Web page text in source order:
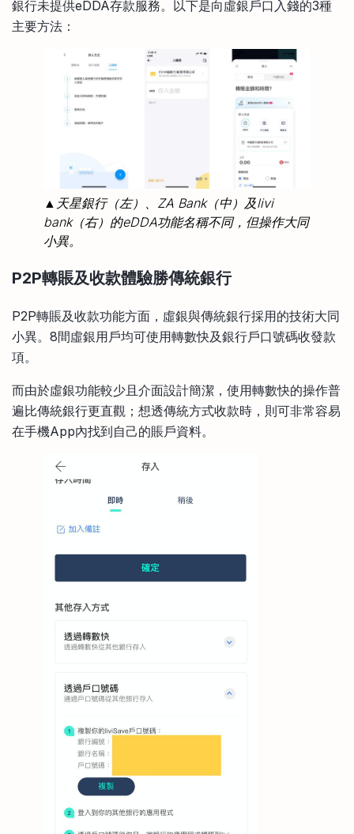
銀行未提供eDDA存款服務。以下是向虛銀戶口入錢的3種
主要方法：
▲天星銀行（左）、ZA Bank（中）及livi
bank（右）的eDDA功能名稱不同，但操作大同
小異。
P2P轉賬及收款體驗勝傳統銀行
P2P轉賬及收款功能方面，虛銀與傳統銀行採用的技術大同
小異。8間虛銀用戶均可使用轉數快及銀行戶口號碼收發款
項。
而由於虛銀功能較少且介面設計簡潔，使用轉數快的操作普
遍比傳統銀行更直觀；想透傳統方式收款時，則可非常容易
在手機App內找到自己的賬戶資料。